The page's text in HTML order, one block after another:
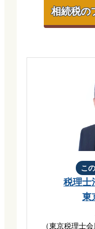
相続税の
こ
税理士
東
（東京税理士